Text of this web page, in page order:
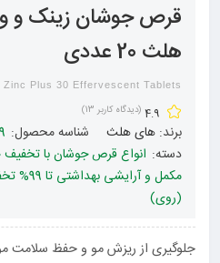
قرص جوشان زینک و
هلث 20 عددی
Zinc Plus 30 Effervescent Tablets
4.9 (دیدگاه کاربر 13
)
برند: های هلث شناسه محصول:
دسته: انواع قرص جوشان با تخفیف 30%
مکمل و آرایشی بهداشتی تا 99% تخفیف
(روی)
جلوگیری از ریزش مو و حفظ سلامت